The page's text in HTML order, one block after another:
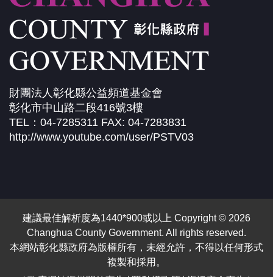
財團法人彰化縣公益頻道基金會
彰化市中山路二段416號3樓
TEL：04-7285311 FAX: 04-7283831
http://www.youtube.com/user/PSTV03
建議最佳解析度為1440*900或以上 Copyright © 2026
Changhua County Government. All rights reserved.
本網站彰化縣政府為版權所有，未經允許，不得以任何形式
複製和採用。